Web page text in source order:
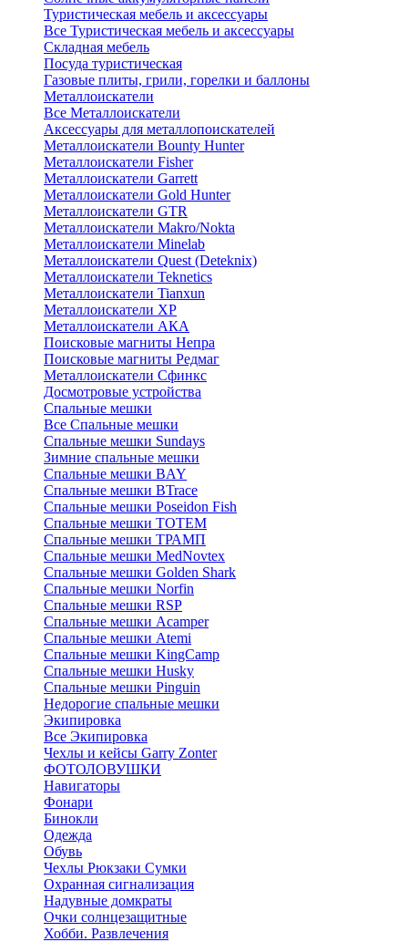
Туристическая мебель и аксессуары
Все Туристическая мебель и аксессуары
Складная мебель
Посуда туристическая
Газовые плиты, грили, горелки и баллоны
Металлоискатели
Все Металлоискатели
Аксессуары для металлопоискателей
Металлоискатели Bounty Hunter
Металлоискатели Fisher
Металлоискатели Garrett
Металлоискатели Gold Hunter
Металлоискатели GTR
Металлоискатели Makro/Nokta
Металлоискатели Minelab
Металлоискатели Quest (Deteknix)
Металлоискатели Teknetics
Металлоискатели Tianxun
Металлоискатели XP
Металлоискатели АКА
Поисковые магниты Непра
Поисковые магниты Редмаг
Металлоискатели Сфинкс
Досмотровые устройства
Спальные мешки
Все Спальные мешки
Спальные мешки Sundays
Зимние спальные мешки
Спальные мешки BAY
Спальные мешки BTrace
Спальные мешки Poseidon Fish
Спальные мешки ТОТЕМ
Спальные мешки ТРАМП
Cпальные мешки MedNovtex
Спальные мешки Golden Shark
Спальные мешки Norfin
Спальные мешки RSP
Спальные мешки Acamper
Спальные мешки Atemi
Спальные мешки KingCamp
Спальные мешки Husky
Спальные мешки Pinguin
Недорогие спальные мешки
Экипировка
Все Экипировка
Чехлы и кейсы Garry Zonter
ФОТОЛОВУШКИ
Навигаторы
Фонари
Бинокли
Одежда
Обувь
Чехлы Рюкзаки Сумки
Охранная сигнализация
Надувные домкраты
Очки солнцезащитные
Хобби. Развлечения